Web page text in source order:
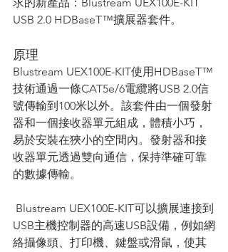
USB 2.0 HDBaseT™擴展器套件。
原理
Blustream UEX100E-KIT使用HDBaseT™
技術通過一條CAT5e/6電纜將USB 2.0信
號傳輸到100米以外。該套件由一個發射
器和一個接收器單元組成，體積小巧，
易於安裝在狹小的空間內。發射器和接
收器單元透過雙向通信，保持準確可靠
的數據傳輸。
USB主機控制器的高速USB設備，例如網
絡攝像頭、打印機、鍵盤或滑鼠，使其